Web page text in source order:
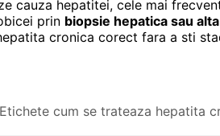
cauza hepatitei, cele mai
prin biopsie hepatica sau
cronica corect fara a sti
Etichete cum se trateaza hepatita